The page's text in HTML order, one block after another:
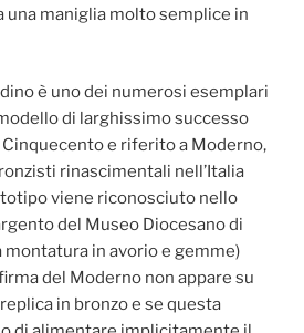
una maniglia molto semplice in
è uno dei numerosi esemplari
di larghissimo successo
e riferito a Moderno,
rinascimentali nell’Italia
viene riconosciuto nello
del Museo Diocesano di
montatura in avorio e gemme)
del Moderno non appare su
in bronzo e se questa